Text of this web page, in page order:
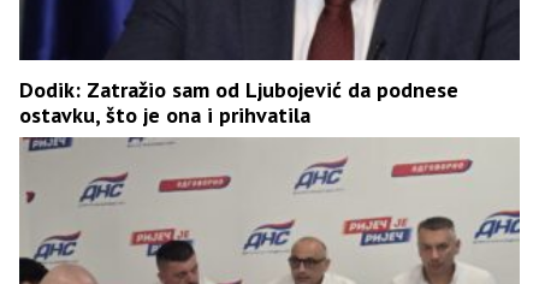
Dodik: Zatražio sam od Ljubojević da podnese
ostavku, što je ona i prihvatila